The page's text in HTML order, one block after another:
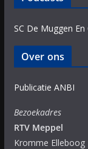
SC De Muggen
Over ons
Publicatie ANBI
Bezoekadres
RTV Meppel
Kromme Elleboog